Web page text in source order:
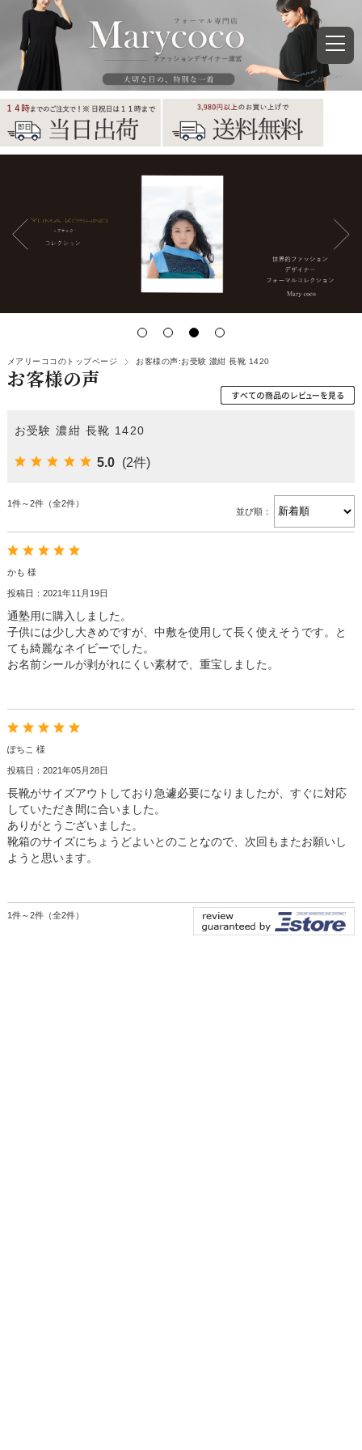
メアリーココのトップページ お客様の声:お受験 濃紺 長靴 1420
お客様の声
お受験 濃紺 長靴 1420
5.0 (2件)
1件～2件（全2件）
並び順：
かも 様
投稿日：2021年11月19日
通塾用に購入しました。
子供には少し大きめですが、中敷を使用して長く使えそうです。と
ても綺麗なネイビーでした。
お名前シールが剥がれにくい素材で、重宝しました。
ぽちこ 様
投稿日：2021年05月28日
長靴がサイズアウトしており急遽必要になりましたが、すぐに対応
していただき間に合いました。
ありがとうございました。
靴箱のサイズにちょうどよいとのことなので、次回もまたお願いし
ようと思います。
1件～2件（全2件）